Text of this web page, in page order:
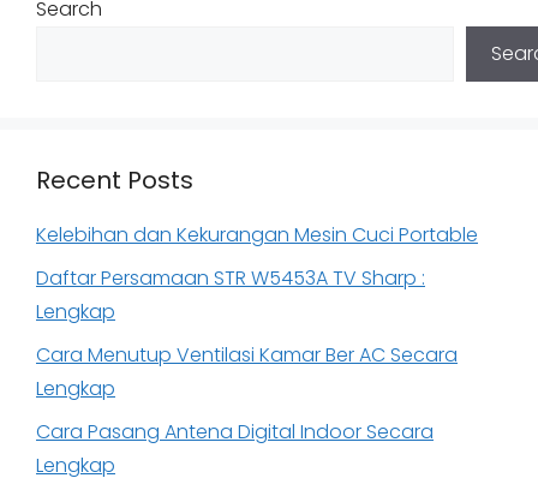
Search
Recent Posts
Kelebihan dan Kekurangan Mesin Cuci Portable
Daftar Persamaan STR W5453A TV Sharp :
Lengkap
Cara Menutup Ventilasi Kamar Ber AC Secara
Lengkap
Cara Pasang Antena Digital Indoor Secara
Lengkap